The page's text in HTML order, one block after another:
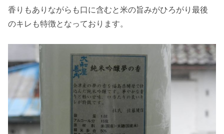
香りもありながらも口に含むと米の旨みがひろがり最後
のキレも特徴となっております。